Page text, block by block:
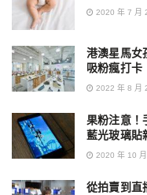
2020 年 7 月
港澳星馬
吸粉瘋打卡
2022 年 8 月
果粉注意！
藍光玻璃貼
2020 年 10
從拍賣到直